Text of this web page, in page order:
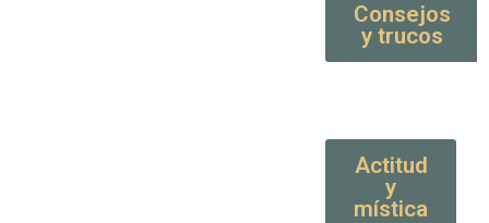
Consejos
y trucos
Actitud
y
mística